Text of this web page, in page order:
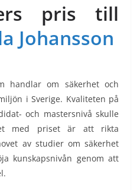
pris till
Johansson
handlar om säkerhet och
i Sverige. Kvaliteten på
och mastersnivå skulle
med priset är att rikta
av studier om säkerhet
kunskapsnivån genom att